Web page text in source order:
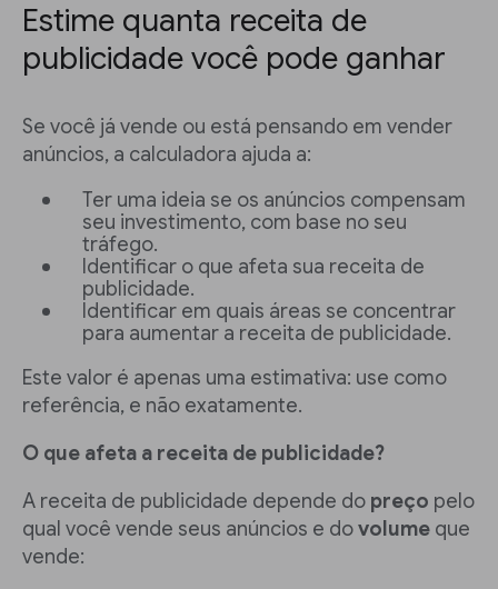
Estime quanta receita de
publicidade você pode ganhar
Se você já vende ou está pensando em vender
anúncios, a calculadora ajuda a:
Ter uma ideia se os anúncios compensam
seu investimento, com base no seu
tráfego.
Identificar o que afeta sua receita de
publicidade.
Identificar em quais áreas se concentrar
para aumentar a receita de publicidade.
Este valor é apenas uma estimativa: use como
referência, e não exatamente.
O que afeta a receita de publicidade?
A receita de publicidade depende do preço pelo
qual você vende seus anúncios e dovolume que
vende: